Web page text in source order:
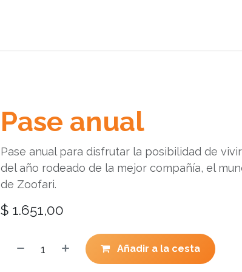
Pase anual
Pase anual para disfrutar la posibilidad de
del año rodeado de la mejor compañía, el
de Zoofari.
$ 1.651,00
Añadir a la cesta